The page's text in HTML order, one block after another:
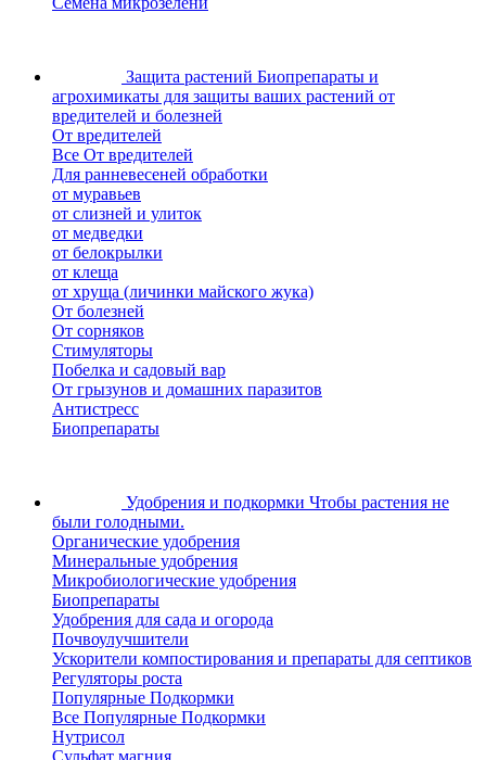
Защита растений Биопрепараты и
агрохимикаты для защиты ваших растений от
вредителей и болезней
От вредителей
Все От вредителей
Для ранневесеней обработки
от муравьев
от слизней и улиток
от медведки
от белокрылки
от клеща
от хруща (личинки майского жука)
От болезней
От сорняков
Стимуляторы
Побелка и садовый вар
От грызунов и домашних паразитов
Антистресс
Биопрепараты
Удобрения и подкормки Чтобы растения не
были голодными.
Органические удобрения
Минеральные удобрения
Микробиологические удобрения
Биопрепараты
Удобрения для сада и огорода
Почвоулучшители
Ускорители компостирования и препараты для септиков
Регуляторы роста
Популярные Подкормки
Все Популярные Подкормки
Нутрисол
Сульфат магния